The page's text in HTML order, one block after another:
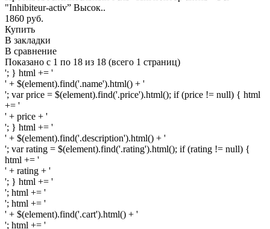
"Inhibiteur-activ” Высок..
1860 руб.
Купить
В закладки
В сравнение
Показано с 1 по 18 из 18 (всего 1 страниц)
'; } html += '
' + $(element).find('.name').html() + '
'; var price = $(element).find('.price').html(); if (price != null) { html
+= '
' + price + '
'; } html += '
' + $(element).find('.description').html() + '
'; var rating = $(element).find('.rating').html(); if (rating != null) {
html += '
' + rating + '
'; } html += '
'; html += '
'; html += '
' + $(element).find('.cart').html() + '
'; html += '